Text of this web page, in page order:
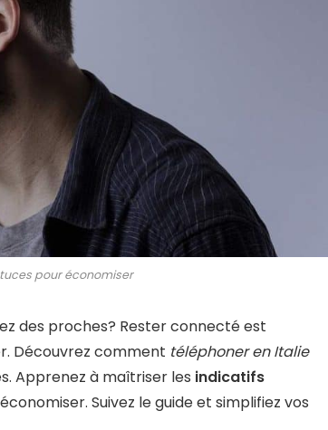
pour économiser
des proches? Rester connecté est
Découvrez comment téléphoner en Italie
Apprenez à maîtriser les indicatifs
Suivez le guide et simplifiez vos